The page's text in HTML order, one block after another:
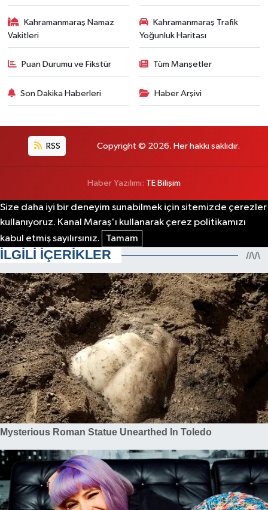
Kahramanmaraş Namaz
Vakitleri
Kahramanmaraş Trafik
Yoğunluk Haritası
Puan Durumu ve Fikstür Tüm Manşetler
Son Dakika Haberleri Haber Arşivi
RSS Copyright © 2026. Her hakkı saklıdır.
Haber Yazılımı: TE Bilişim
Size daha iyi bir deneyim sunabilmek için sitemizde çerezler
kullanıyoruz. Kanal Maraş'ı kullanarak çerez politikamızı
kabul etmiş sayılırsınız.
Tamam